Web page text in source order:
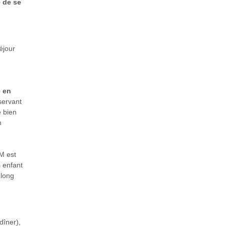
de se
en
bien
est
enfant